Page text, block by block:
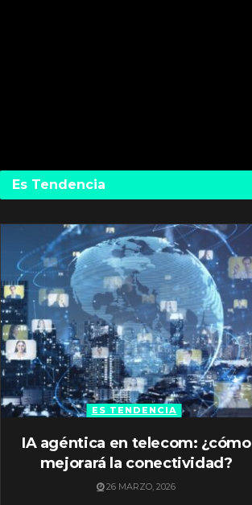
Es Tendencia
ES TENDENCIA
IA agéntica en telecom: ¿cómo
mejorará la conectividad?
26 MARZO, 2026